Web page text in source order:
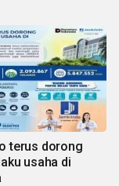
terus dorong
usaha di